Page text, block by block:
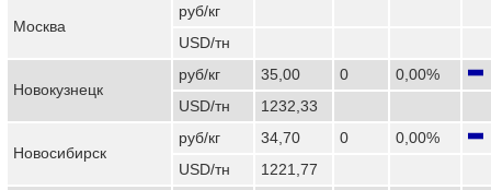
Москва
руб/кг
USD/тн
Новокузнецк
руб/кг 35,00 0
0,00%
USD/тн
1232,33
Новосибирск
руб/кг 34,70 0
0,00%
USD/тн
1221,77